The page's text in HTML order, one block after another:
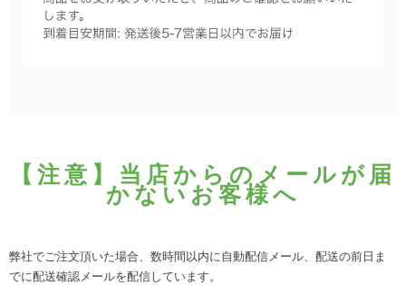
【注意】当店からのメールが届
かないお客様へ
弊社でご注文頂いた場合、数時間以内に自動配信メール、配送の前日ま
でに配送確認メールを配信しています。